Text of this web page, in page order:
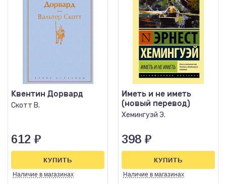
Квентин Дорвард
Скотт В.
612 ₽
Наличие в магазинах
КУПИТЬ
Иметь и не иметь
(новый перевод)
Хемингуэй Э.
398 ₽
Наличие в магазинах
КУПИТЬ